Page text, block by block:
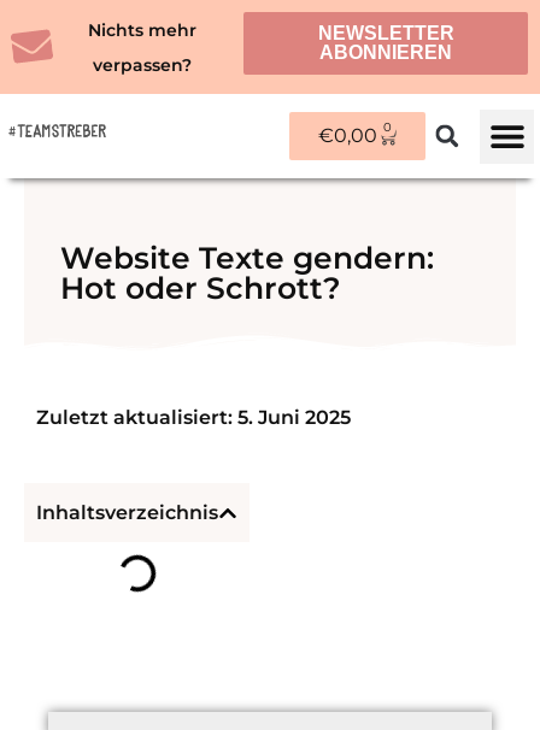
Inhalt
Nichts mehr
verpassen?
NEWSLETTER
ABONNIEREN
€0,00 0
WARENKORB
Website Texte gendern:
Hot oder Schrott?
Zuletzt aktualisiert: 5. Juni 2025
Inhaltsverzeichnis